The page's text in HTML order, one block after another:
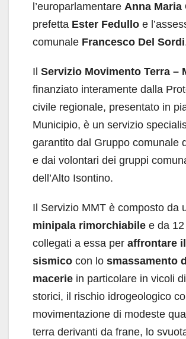
l’europarlamentare Anna Maria
prefetta Ester Fedullo e
comunale Francesco Del Sordi
Il Servizio Movimento Terra –
finanziato interamente dalla
civile regionale, presentato in
Municipio, è un servizio
garantito dal Gruppo comunale
e dai volontari dei gruppi
dell’Alto Isontino.
Il Servizio MMT è composto da
minipala rimorchiabile e da
collegati a essa per affrontare
sismico con lo smassamento
macerie in particolare in vicoli
storici, il rischio idrogeologico
movimentazione di modeste
terra derivanti da frane, lo